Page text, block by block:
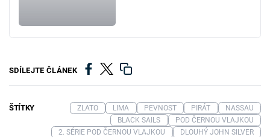
SDÍLEJTE ČLÁNEK
ŠTÍTKY ZLATO LIMA PEVNOST PIRÁT
NASSAU
BLACK SAILS
POD ČERNOU VLAJKOU
2. SÉRIE POD ČERNOU VLAJKOU
DLOUHÝ JOHN SILVER